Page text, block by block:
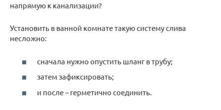
напрямую к канализации?
Установить в ванной комнате такую систему слива
несложно:
сначала нужно опустить шланг в трубу;
затем зафиксировать;
и после – герметично соединить.